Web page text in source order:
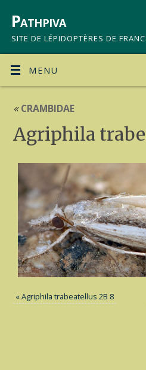
Pathpiva
SITE DE LÉPIDOPTÈRES DE
MENU
«CRAMBIDAE
Agriphila
«Agriphila trabeatellus 2B 8